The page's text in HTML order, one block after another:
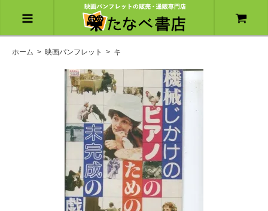
ホーム > 映画パンフレット > キ